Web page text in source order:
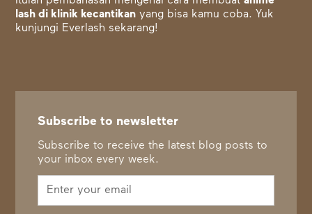
lash di klinik kecantikan yang bisa kamu coba. Yuk
kunjungi Everlash sekarang!
Subscribe to newsletter
Subscribe to receive the latest blog posts to
your inbox every week.